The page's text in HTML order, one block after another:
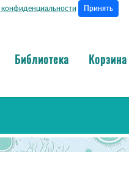
Принять
Библиотека Корзина